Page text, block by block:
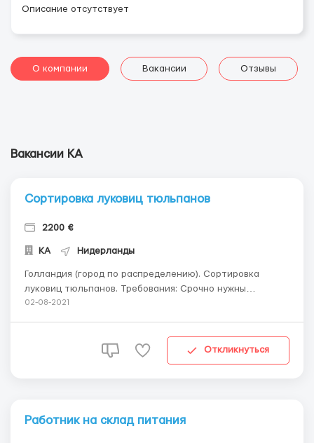
Описание отсутствует
О компании Вакансии Отзывы
Вакансии КА
Сортировка луковиц тюльпанов
2200 €
КА Нидерланды
Голландия (город по распределению). Сортировка
луковиц тюльпанов. Требования: Срочно нужны
женщины или пары на сортировку луковиц тюльпанов.
евро в час (нетто), от 2200 евро в месяц...
02-08-2021
Откликнуться
Работник на склад питания